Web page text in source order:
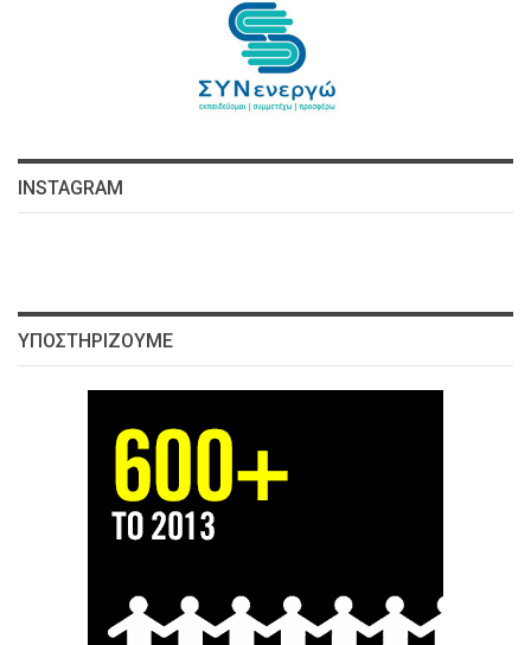
INSTAGRAM
ΥΠΟΣΤΗΡΊΖΟΥΜΕ